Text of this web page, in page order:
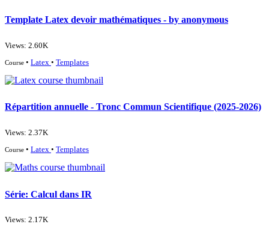
Template Latex devoir mathématiques - by anonymous
Views: 2.60K
Course • Latex • Templates
Répartition annuelle - Tronc Commun Scientifique (2025-2026)
Views: 2.37K
Course • Latex • Templates
Série: Calcul dans IR
Views: 2.17K